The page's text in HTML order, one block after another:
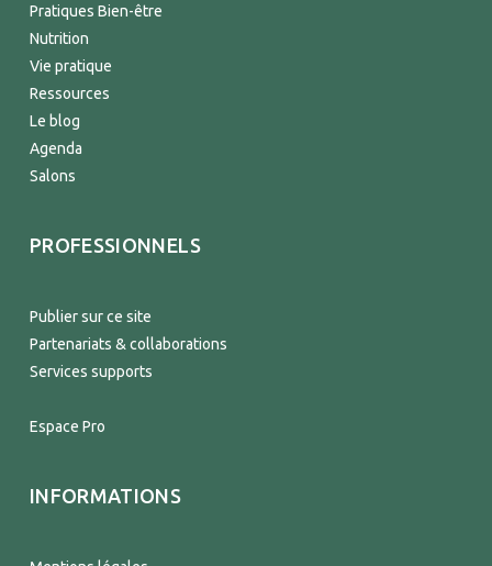
Pratiques Bien-être
Nutrition
Vie pratique
Ressources
Le blog
Agenda
Salons
PROFESSIONNELS
Publier sur ce site
Partenariats & collaborations
Services supports
Espace Pro
INFORMATIONS